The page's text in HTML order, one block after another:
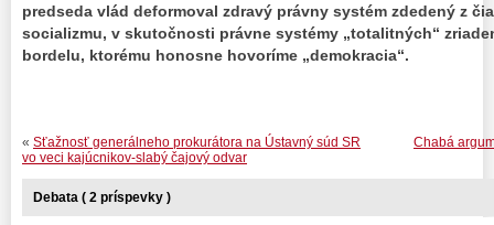
predseda vlád deformoval zdravý právny systém zdedený z
socializmu, v skutočnosti právne systémy „totalitných“
bordelu, ktorému honosne hovoríme „demokracia“.
Chabá
« Sťažnosť generálneho prokurátora na Ústavný súd SR
vo veci kajúcnikov-slabý čajový odvar
Debata ( 2 príspevky )